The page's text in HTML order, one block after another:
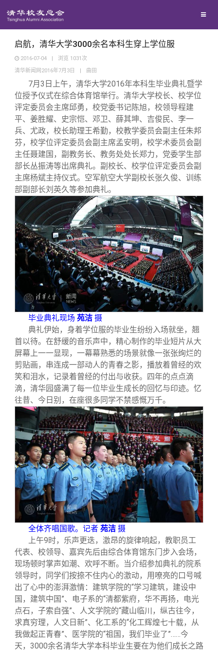
地区联络
年级联络
院系校友工作
专业委员会
兴趣群体
西南联大校友会
回馈母校
捐赠项目
捐赠新闻
捐赠纪事
捐赠方法
义工计划
媒体平台
《清华校友通讯》
《水木清华》
我要订阅
新媒体平台
百年清华
清华人物
清华故事
青春风采
校友文苑
校友讲坛
校友视界
校友服务
终身学习
信息化服务
三创大赛
实用信息
校友总会
总会简介
会长致辞
总会章程
理事会名单
制度法规
联系我们
关闭
启航，清华大学3000余名本科生穿上学位服
2016-07-04 | 浏览 1031 次
清华新闻网2016年7月3日
| 曲田
7月3日上午，清华大学2016年本科生毕业典礼暨学
位授予仪式在综合体育馆举行。清华大学校长、校学位
评定委员会主席邱勇，校党委书记陈旭，校领导程建
平、姜胜耀、史宗恺、邓卫、薛其坤、吉俊民、李一
兵、尤政，校长助理王希勤，校教学委员会副主任朱邦
芬，校学位评定委员会副主席孟安明，校学术委员会副
主任聂建国，副教务长、教务处处长郑力，党委学生部
部长丛振涛等出席典礼。副校长、校学位评定委员会副
主席杨斌主持仪式。空军航空大学副校长张久俊、训练
部副部长刘英久等参加典礼。
毕业典礼现场 苑洁 摄
典礼伊始，身着学位服的毕业生纷纷入场就坐，翘
首以待。在舒缓的音乐声中，精心制作的毕业短片从大
屏幕上一一显现，一幕幕熟悉的场景就像一张张绚烂的
剪贴画，串连成一部动人的青春之影，播放着曾经的欢
笑和泪水，记录着曾经的付出与收获。四年的点点滴
滴，清华园盛满了每一位毕业生成长的回忆与印迹。忆
往昔、今日别，在座很多同学不禁感慨万千。
全体齐唱国歌。记者 苑洁 摄
上午9时，乐声更迭，激昂的旋律响起，教职员工
代表、校领导、嘉宾先后由综合体育馆东门步入会场，
现场顿时掌声如潮、欢呼不断。当介绍参加典礼的院系
领导时，同学们按捺不住内心的激动，用嘹亮的口号喊
出了心中的澎湃激情：建筑学院的“学习建筑，建设中
国，建筑中国”、电子系的“清都紫府，华不再扬，电光
点石，子索自强”、人文学院的“藏山临川，纵古往今，
求真穷理，人文日新”、化工系的“化工辉煌七十载，从
我做起正青春”、医学院的“祖国，我们毕业了”……今
天，3000余名清华大学本科毕业生要在为他们成长之路